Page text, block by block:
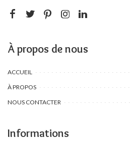
À propos de nous
ACCUEIL
À PROPOS
NOUS CONTACTER
Informations